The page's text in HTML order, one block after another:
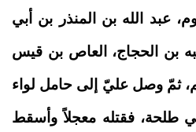
عبد الله بن المنذر بن أبي
بن الحجاج، العاص بن قيس
ثمّ وصل عليّ إلى حامل لواء
طلحة، فقتله معجلاً وأسقط